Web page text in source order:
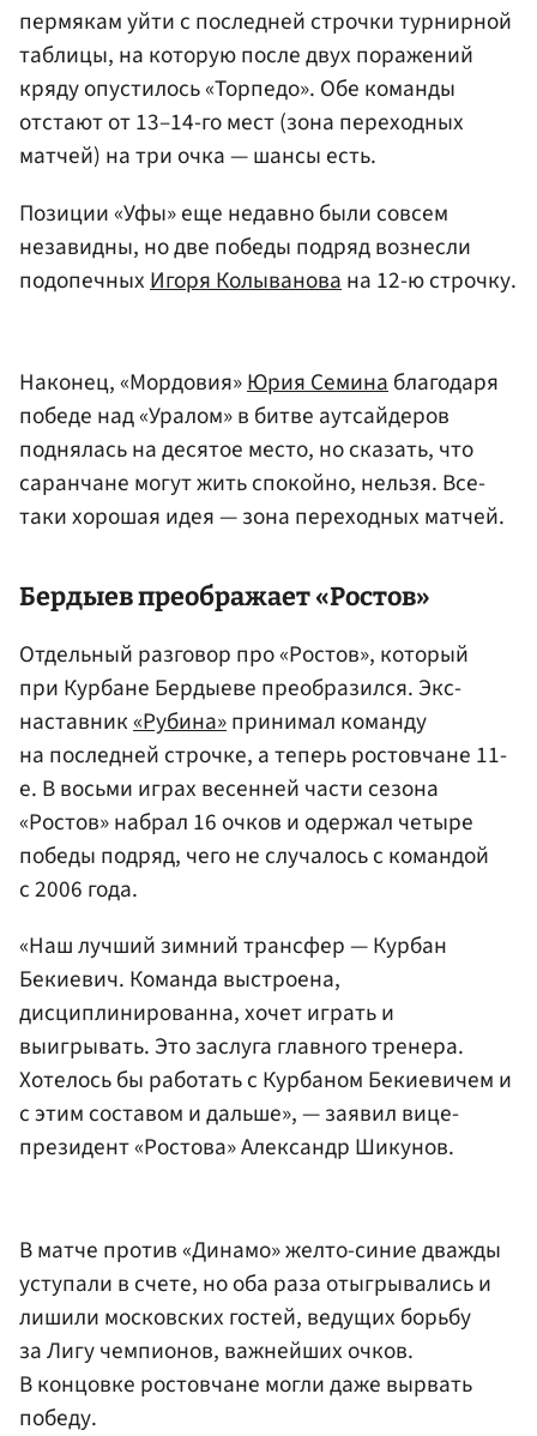
пермякам уйти с последней строчки турнирной
таблицы, на которую после двух поражений
кряду опустилось «Торпедо». Обе команды
отстают от 13–14-го мест (зона переходных
матчей) на три очка — шансы есть.
Позиции «Уфы» еще недавно были совсем
незавидны, но две победы подряд вознесли
подопечныхИгоря Колыванована 12-ю строчку.
Наконец, «Мордовия»Юрия Семинаблагодаря
победе над «Уралом» в битве аутсайдеров
поднялась на десятое место, но сказать, что
саранчане могут жить спокойно, нельзя. Все-
таки хорошая идея — зона переходных матчей.
Бердыевпреображает «Ростов»
Отдельный разговор про «Ростов», который
при Курбане Бердыеве преобразился. Экс-
наставник«Рубина»принимал команду
на последней строчке, а теперь ростовчане 11-
е. В восьми играх весенней части сезона
«Ростов» набрал 16 очков и одержал четыре
победы подряд, чего не случалось с командой
с 2006 года.
«Наш лучший зимний трансфер — Курбан
Бекиевич. Команда выстроена,
дисциплинированна, хочет играть и
выигрывать. Это заслуга главного тренера.
Хотелось бы работать с Курбаном Бекиевичем и
с этим составом и дальше», — заявил вице-
президент «Ростова»Александр Шикунов.
В матче против «Динамо» желто-синие дважды
уступали в счете, но оба раза отыгрывались и
лишили московских гостей, ведущих борьбу
за Лигу чемпионов, важнейших очков.
В концовке ростовчане могли даже вырвать
победу.